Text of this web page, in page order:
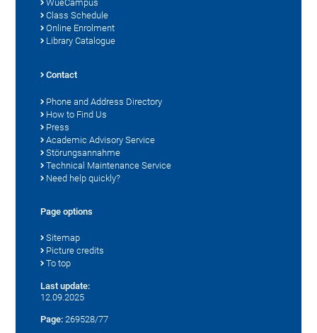
WueCampus
Class Schedule
Online Enrolment
Library Catalogue
Contact
Phone and Address Directory
How to Find Us
Press
Academic Advisory Service
Störungsannahme
Technical Maintenance Service
Need help quickly?
Page options
Sitemap
Picture credits
To top
Last update:
12.09.2025
Page: 269528/77